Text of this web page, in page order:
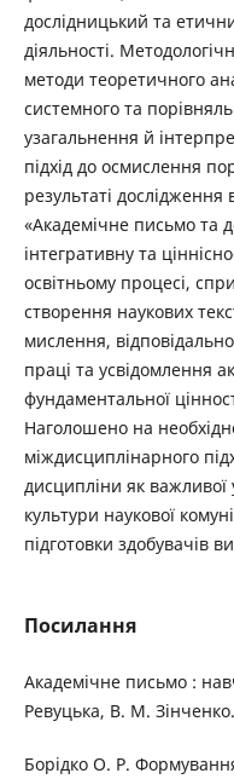
дослідницький та
діяльності.
методи теоретичного
системного та
узагальнення й
підхід до осмислення
результаті
«Академічне письмо та
інтегративну та
освітньому процесі,
створення наукових
мислення,
праці та усвідомлення
фундаментальної
Наголошено на
міждисциплінарного
дисципліни як
культури наукової
підготовки здобувачів
Посилання
Академічне письмо :
Ревуцька, В. М.
Борідко О. Р.